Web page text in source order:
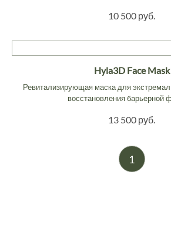
10 500 руб.
Hyla3D Face Mask
Ревитализирующая маска для
восстановления барьерной
13 500 руб.
1